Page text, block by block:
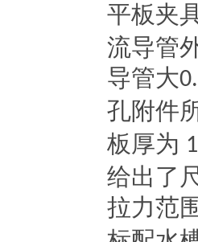
平板夹
流导管
导管大
孔附件
板厚为
给出了
拉力范